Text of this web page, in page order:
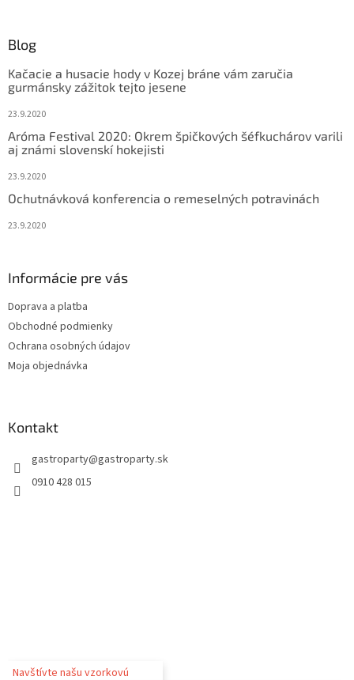
Blog
Kačacie a husacie hody v Kozej bráne vám zaručia
gurmánsky zážitok tejto jesene
23.9.2020
Aróma Festival 2020: Okrem špičkových šéfkuchárov varili
aj známi slovenskí hokejisti
23.9.2020
Ochutnávková konferencia o remeselných potravinách
23.9.2020
Informácie pre vás
Doprava a platba
Obchodné podmienky
Ochrana osobných údajov
Moja objednávka
Kontakt
gastroparty@gastroparty.sk
0910 428 015
Navštívte našu vzorkovú